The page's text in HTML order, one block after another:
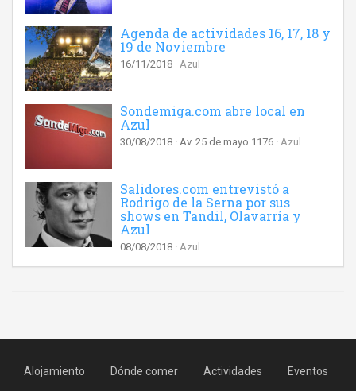
Agenda de actividades 16, 17, 18 y
19 de Noviembre
16/11/2018 Azul
Sondemiga.com abre local en
Azul
30/08/2018 Av. 25 de mayo 1176 Azul
Salidores.com entrevistó a
Rodrigo de la Serna por sus
shows en Tandil, Olavarría y
Azul
08/08/2018 Azul
Alojamiento Dónde comer Actividades Eventos